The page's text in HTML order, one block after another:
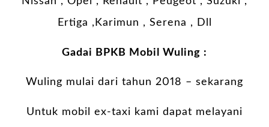
Ertiga ,Karimun , Serena , Dll
Gadai BPKB Mobil Wuling :
Wuling mulai dari tahun 2018 – sekarang
Untuk mobil ex-taxi kami dapat melayani